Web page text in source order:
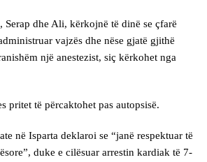
Serap dhe Ali, kërkojnë të dinë se çfarë
vajzës dhe nëse gjatë gjithë
një anestezist, siç kërkohet nga
pritet të përcaktohet pas autopsisë.
në Isparta deklaroi se “janë respektuar të
duke e cilësuar arrestin kardiak të 7-